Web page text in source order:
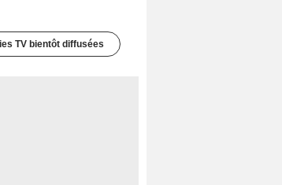
TV bientôt diffusées